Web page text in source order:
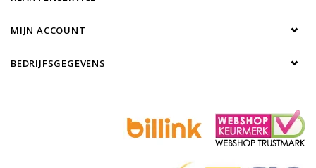
MIJN ACCOUNT
BEDRIJFSGEGEVENS